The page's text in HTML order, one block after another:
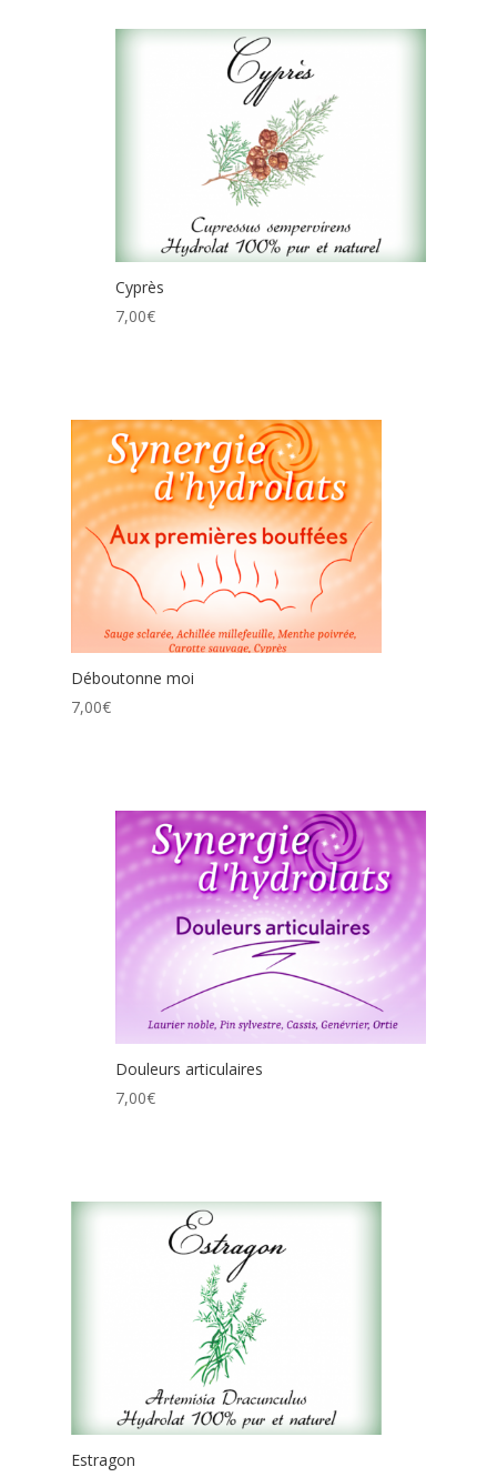
Cyprès
7,00€
Déboutonne moi
7,00€
Douleurs articulaires
7,00€
Estragon